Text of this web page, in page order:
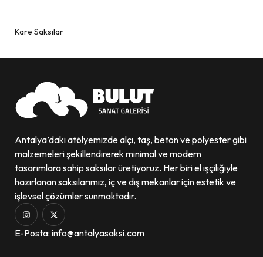
Kare Saksılar
Antalya’daki atölyemizde alçı, taş, beton ve polyester gibi
malzemeleri şekillendirerek minimal ve modern
tasarımlara sahip saksılar üretiyoruz. Her biri el işçiliğiyle
hazırlanan saksılarımız, iç ve dış mekanlar için estetik ve
işlevsel çözümler sunmaktadır.
E-Posta: info@antalyasaksi.com